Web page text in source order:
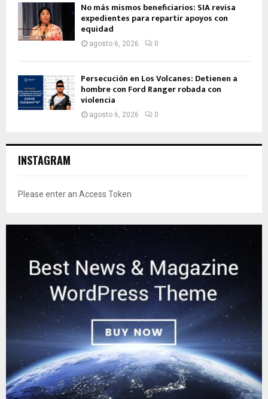
No más mismos beneficiarios: SIA revisa
expedientes para repartir apoyos con
equidad
agosto 6, 2026 0
Persecución en Los Volcanes: Detienen a
hombre con Ford Ranger robada con
violencia
agosto 6, 2026 0
INSTAGRAM
Please enter an Access Token